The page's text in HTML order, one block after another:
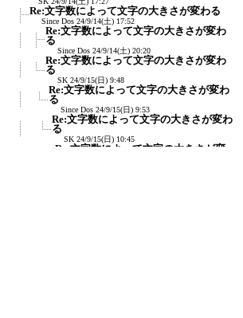
Re:文字数によって文字の大きさが変わる
Since Dos 24/9/14(土) 17:52
Re:文字数によって文字の大きさが変わ
る
Since Dos 24/9/14(土) 20:20
Re:文字数によって文字の大きさが変わ
る
SK 24/9/15(日) 9:48
Re:文字数によって文字の大きさが変わ
る
Since Dos 24/9/15(日) 9:53
Re:文字数によって文字の大きさが変わ
る
SK 24/9/15(日) 10:45
Re:文字数によって文字の大きさが変